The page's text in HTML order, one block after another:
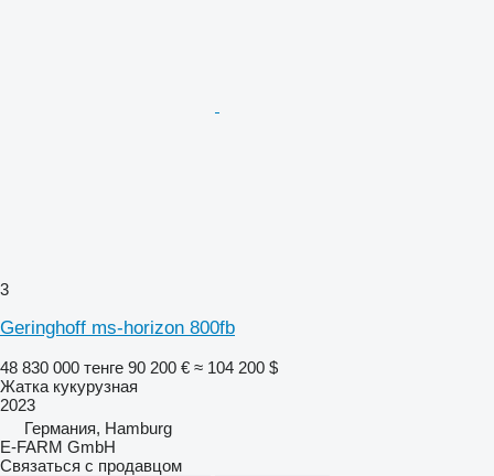
3
Geringhoff ms-horizon 800fb
48 830 000 тенге 90 200 € ≈ 104 200 $
Жатка кукурузная
2023
Германия, Hamburg
E-FARM GmbH
Связаться с продавцом